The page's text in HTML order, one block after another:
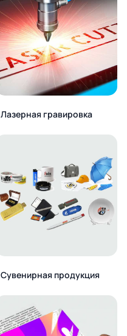
Лазерная гравировка
Сувенирная продукция